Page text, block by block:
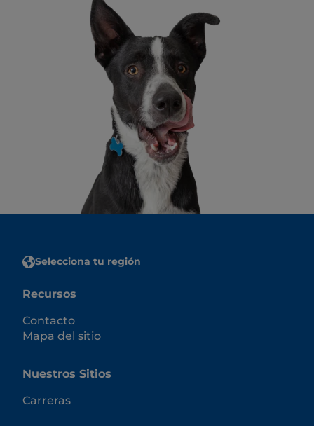
Selecciona tu región
Recursos
Contacto
Mapa del sitio
Nuestros Sitios
Carreras